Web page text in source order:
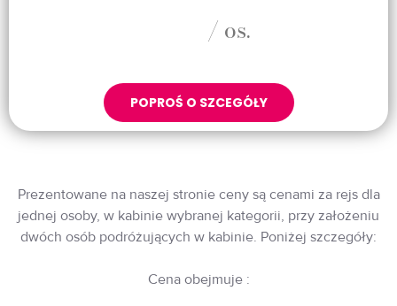
/ os.
POPROŚ O SZCEGÓŁY
Prezentowane na naszej stronie ceny są cenami za rejs dla
jednej osoby, w kabinie wybranej kategorii, przy założeniu
dwóch osób podróżujących w kabinie. Poniżej szczegóły:
Cena obejmuje :